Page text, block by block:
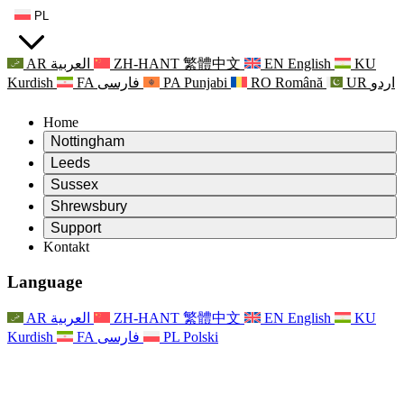
PL
AR العربية ZH-HANT 繁體中文 EN English
KU
Kurdish
FA فارسی PA Punjabi RO Română UR اردو
Home
Nottingham
Review
Przewodniczący Przeglądu
Niezależny zespół recenzentów
Zakres uprawnień
Raport końcowy z niezależnego przeglądu
Często zadawane pytania
Proces przekazywania informacji zwrotnych przez rodzinę
Biuletyny informacyjne
Opt Out
Leeds
Review
Przewodniczący Przeglądu
Niezależny zespół recenzentów
Zakres wymagań i obowiązków
Kontakt
Wsparcie psychologiczne dla rodzin
Aktualizacje dla rodzin
Zdarzenia
For Staff
Wsparcie dla personelu
Sussex
Review
Przewodniczący Przeglądu
Niezależny zespół recenzentów
Zakres uprawnień
For Families
Aktualizacje dla rodzin
Zdarzenia
Shrewsbury
Review
Zakres zadań w zakresie oceny macierzyństwa
Raport końcowy z niezależnego przeglądu
Pierwszy raport z niezależnego przeglądu
For Families
Aktualizacje
Support
Leeds
Nottingham
Rodzinna Służba Wsparcia Psychologicznego
Wsparcie w sytuacjach kryzysowych związanych ze
zdrowiem psychicznym
Usługi regionalne Nottingham
Kontakt
Language
AR العربية ZH-HANT 繁體中文 EN English
KU
Kurdish
FA فارسی PL Polski